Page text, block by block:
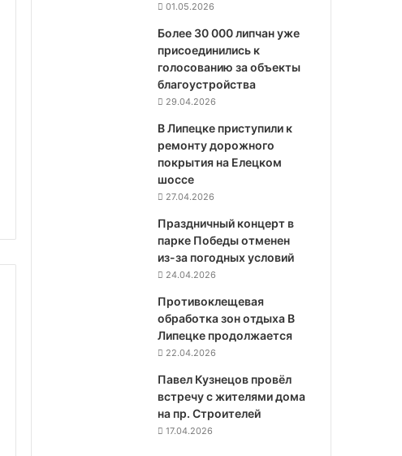
01.05.2026
Более 30 000 липчан уже
присоединились к
голосованию за объекты
благоустройства
29.04.2026
В Липецке приступили к
ремонту дорожного
покрытия на Елецком
шоссе
27.04.2026
Праздничный концерт в
парке Победы отменен
из-за погодных условий
24.04.2026
Противоклещевая
обработка зон отдыха В
Липецке продолжается
22.04.2026
Павел Кузнецов провёл
встречу с жителями дома
на пр. Строителей
17.04.2026